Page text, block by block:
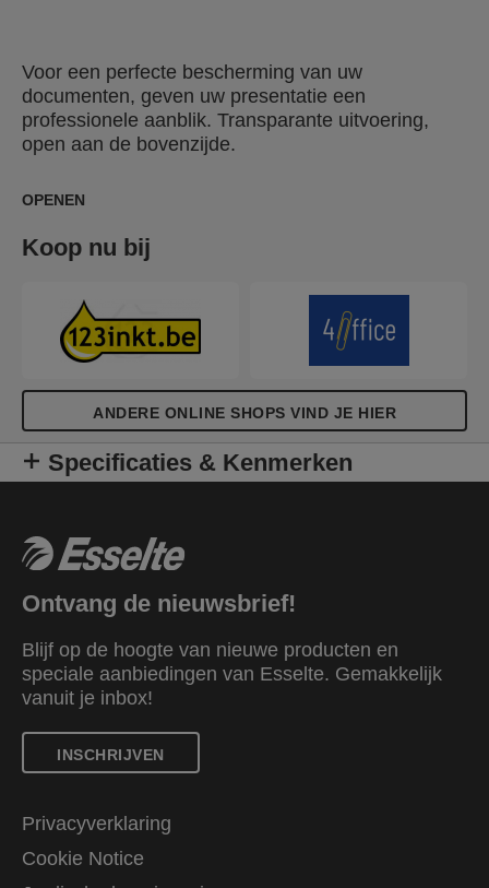
Voor een perfecte bescherming van uw
documenten, geven uw presentatie een
professionele aanblik. Transparante uitvoering,
open aan de bovenzijde.
OPENEN
Koop nu bij
ANDERE ONLINE SHOPS VIND JE HIER
Specificaties & Kenmerken
Ontvang de nieuwsbrief!
Blijf op de hoogte van nieuwe producten en
speciale aanbiedingen van Esselte. Gemakkelijk
vanuit je inbox!
INSCHRIJVEN
Privacyverklaring
Cookie Notice